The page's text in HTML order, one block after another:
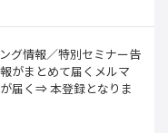
グ情報／特別セミナー告
がまとめて届くメルマ
届く⇒ 本登録となりま